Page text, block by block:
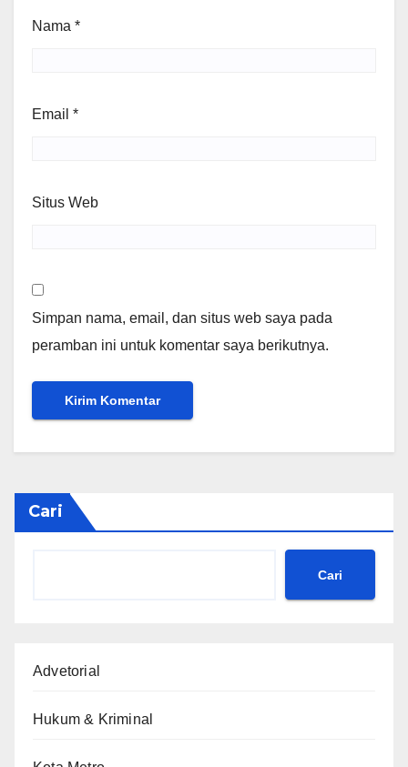
Nama *
Email *
Situs Web
Simpan nama, email, dan situs web saya pada
peramban ini untuk komentar saya berikutnya.
Cari
Cari
Advetorial
Hukum & Kriminal